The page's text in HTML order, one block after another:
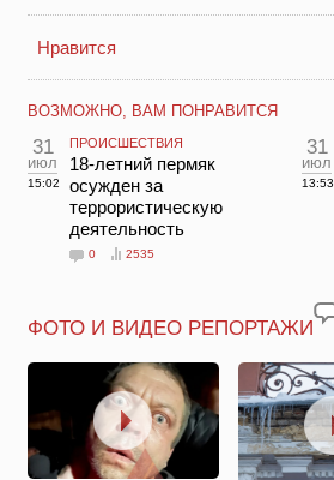
Нравится
ВОЗМОЖНО, ВАМ ПОНРАВИТСЯ
31
июл
15:02
ПРОИСШЕСТВИЯ
18-летний пермяк
осужден за
террористическую
деятельность
0 2535
31
июл
13:53
ФОТО И ВИДЕО РЕПОРТАЖИ